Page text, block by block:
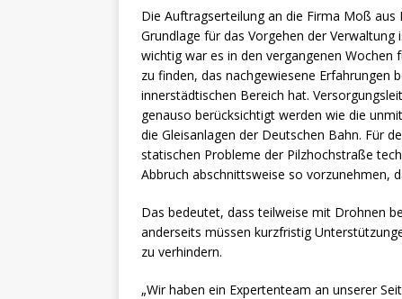
Die Auftragserteilung an die Firma Moß
Grundlage für das Vorgehen der
wichtig war es in den vergangenen
zu finden, das nachgewiesene Erfahrungen
innerstädtischen Bereich hat.
genauso berücksichtigt werden wie die
die Gleisanlagen der Deutschen Bahn. Für
statischen Probleme der Pilzhochstraße
Abbruch abschnittsweise so vorzunehmen,
Das bedeutet, dass teilweise mit Drohnen
anderseits müssen kurzfristig
zu verhindern.
„Wir haben ein Expertenteam an unserer